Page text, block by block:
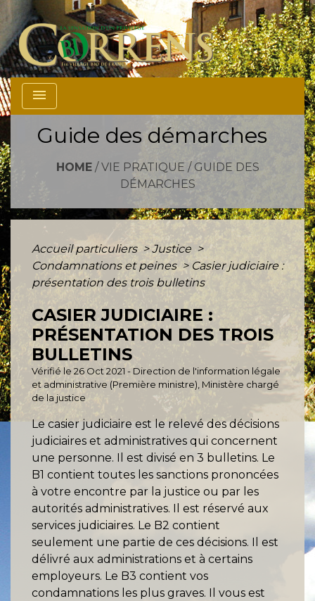
menu
Guide des démarches
HOME/ VIE PRATIQUE / GUIDE DES
DÉMARCHES
Accueil particuliers > Justice >
Condamnations et peines > Casier judiciaire :
présentation des trois bulletins
CASIER JUDICIAIRE :
PRÉSENTATION DES TROIS
BULLETINS
Vérifié le 26 Oct 2021 - Direction de l'information légale
et administrative (Première ministre), Ministère chargé
de la justice
Le casier judiciaire est le relevé des décisions
judiciaires et administratives qui concernent
une personne. Il est divisé en 3 bulletins. Le
B1 contient toutes les sanctions prononcées
à votre encontre par la justice ou par les
autorités administratives. Il est réservé aux
services judiciaires. Le B2 contient
seulement une partie de ces décisions. Il est
délivré aux administrations et à certains
employeurs. Le B3 contient vos
condamnations les plus graves. Il vous est